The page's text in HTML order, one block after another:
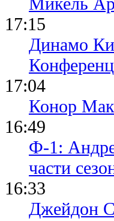
17:15
Динамо
17:04
Конор
16:49
Ф-1:
части
16:33
Джейдон